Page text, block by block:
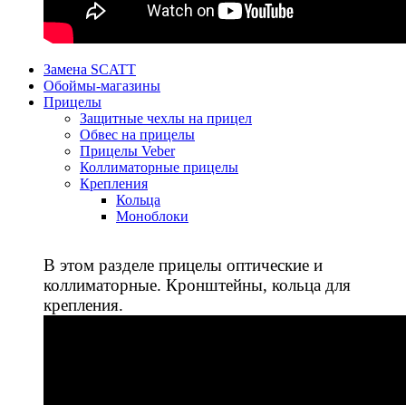
Замена SCATT
Обоймы-магазины
Прицелы
Защитные чехлы на прицел
Обвес на прицелы
Прицелы Veber
Коллиматорные прицелы
Крепления
Кольца
Моноблоки
В этом разделе прицелы оптические и
коллиматорные. Кронштейны, кольца для
крепления.